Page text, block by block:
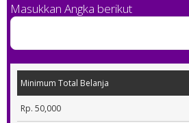
Masukkan Angka berikut
Minimum Total Belanja
Rp. 50,000